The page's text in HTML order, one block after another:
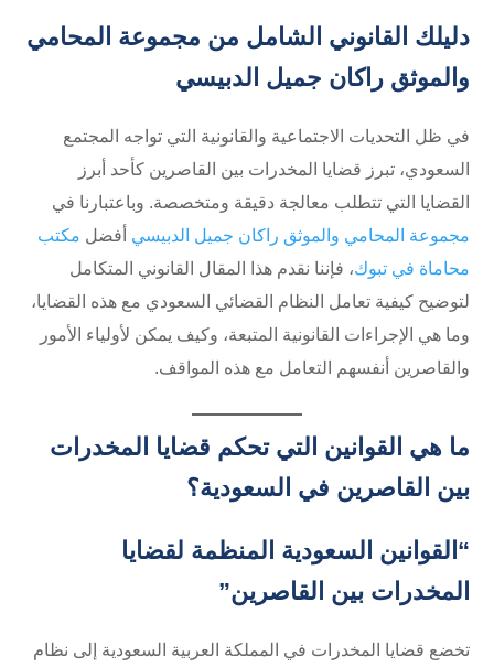
دليلك القانوني الشامل من مجموعة المحامي
والموثق راكان جميل الدبيسي
في ظل التحديات الاجتماعية والقانونية التي تواجه المجتمع
السعودي، تبرز قضايا المخدرات بين القاصرين كأحد أبرز
القضايا التي تتطلب معالجة دقيقة ومتخصصة. وباعتبارنا في
مجموعة المحامي والموثق راكان جميل الدبيسي أفضل مكتب
محاماة في تبوك، فإننا نقدم هذا المقال القانوني المتكامل
لتوضيح كيفية تعامل النظام القضائي السعودي مع هذه القضايا،
وما هي الإجراءات القانونية المتبعة، وكيف يمكن لأولياء الأمور
والقاصرين أنفسهم التعامل مع هذه المواقف.
ما هي القوانين التي تحكم قضايا المخدرات
بين القاصرين في السعودية؟
“القوانين السعودية المنظمة لقضايا
المخدرات بين القاصرين”
تخضع قضايا المخدرات في المملكة العربية السعودية إلى نظام